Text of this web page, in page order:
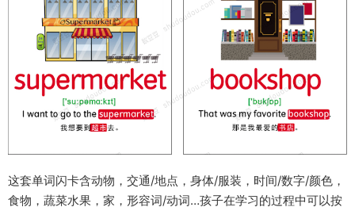
这套单词闪卡含动物，交通/地点，身体/服装，时间/数字/颜色，
食物，蔬菜水果，家，形容词/动词…孩子在学习的过程中可以按